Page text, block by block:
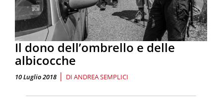
Il dono dell’ombrello e delle
albicocche
10 Luglio 2018 | DI ANDREA SEMPLICI